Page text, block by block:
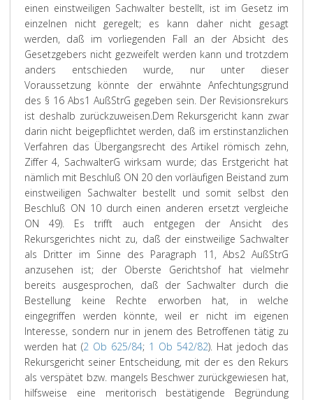
einen einstweiligen Sachwalter bestellt, ist im Gesetz im
einzelnen nicht geregelt; es kann daher nicht gesagt
werden, daß im vorliegenden Fall an der Absicht des
Gesetzgebers nicht gezweifelt werden kann und trotzdem
anders entschieden wurde, nur unter dieser
Voraussetzung könnte der erwähnte Anfechtungsgrund
des § 16 Abs1 AußStrG gegeben sein. Der Revisionsrekurs
ist deshalb zurückzuweisen.Dem Rekursgericht kann zwar
darin nicht beigepflichtet werden, daß im erstinstanzlichen
Verfahren das Übergangsrecht des Artikel römisch zehn,
Ziffer 4, SachwalterG wirksam wurde; das Erstgericht hat
nämlich mit Beschluß ON 20 den vorläufigen Beistand zum
einstweiligen Sachwalter bestellt und somit selbst den
Beschluß ON 10 durch einen anderen ersetzt vergleiche
ON 49). Es trifft auch entgegen der Ansicht des
Rekursgerichtes nicht zu, daß der einstweilige Sachwalter
als Dritter im Sinne des Paragraph 11, Abs2 AußStrG
anzusehen ist; der Oberste Gerichtshof hat vielmehr
bereits ausgesprochen, daß der Sachwalter durch die
Bestellung keine Rechte erworben hat, in welche
eingegriffen werden könnte, weil er nicht im eigenen
Interesse, sondern nur in jenem des Betroffenen tätig zu
werden hat (2 Ob 625/84; 1 Ob 542/82). Hat jedoch das
Rekursgericht seiner Entscheidung, mit der es den Rekurs
als verspätet bzw. mangels Beschwer zurückgewiesen hat,
hilfsweise eine meritorisch bestätigende Begründung